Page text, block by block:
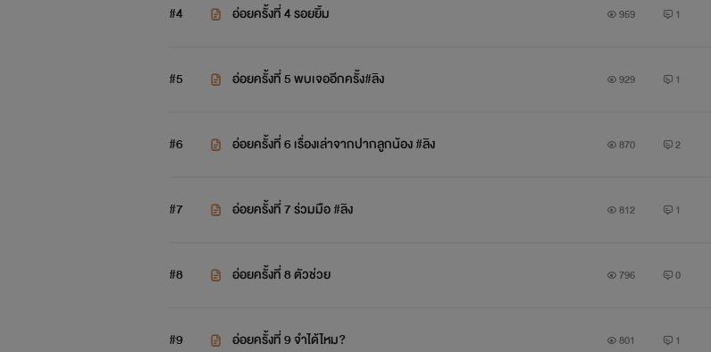
https://www.facebook.com/
ฝากเพจของโมด้วยน่าาาาา ปล.ตามอ่านทุกคอมเม้นนะ!!
หนึ่งคอมเม้น ต่อ หนึ่งกำลังใจน่าาาา
#4 อ่อยครั้งที่ 4 รอยยิ้ม 959 1
#5 อ่อยครั้งที่ 5 พบเจออีกครั้ง#ลิง 929 1
#6 อ่อยครั้งที่ 6 เรื่องเล่าจากปากลูกน้อง #ลิง 870 2
#7 อ่อยครั้งที่ 7 ร่วมมือ #ลิง 812 1
#8 อ่อยครั้งที่ 8 ตัวช่วย 796 0
#9 อ่อยครั้งที่ 9 จำได้ไหม? 801 1